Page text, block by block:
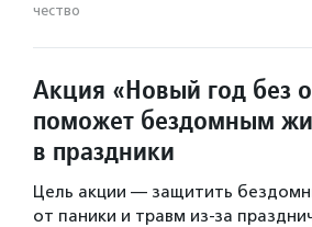
чест­во
Акция «Новый год без
поможет бездомным
в праздники
Цель акции — защитить
от паники и травм из-за